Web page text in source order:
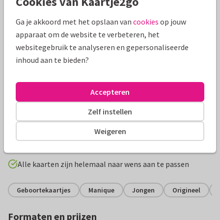
Productinformatie
Stijlvol geboortekaartje in hartvorm voor een jongen met
gouden spetters en donkergroene waterverf.
Alle kaarten zijn helemaal naar wens aan te passen
Geboortekaartjes Manique Jongen Origineel
Formaten en prijzen
Ga je akkoord met het opslaan van cookies op jouw
apparaat om de website te verbeteren, het
websitegebruik te analyseren en gepersonaliseerde
inhoud aan te bieden?
Weigeren
Zelf instellen
Accepteren